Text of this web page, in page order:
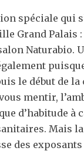
spéciale qui
Grand Palais
Naturabio.
le début de
mentir,
d’habitude à
Mais
des